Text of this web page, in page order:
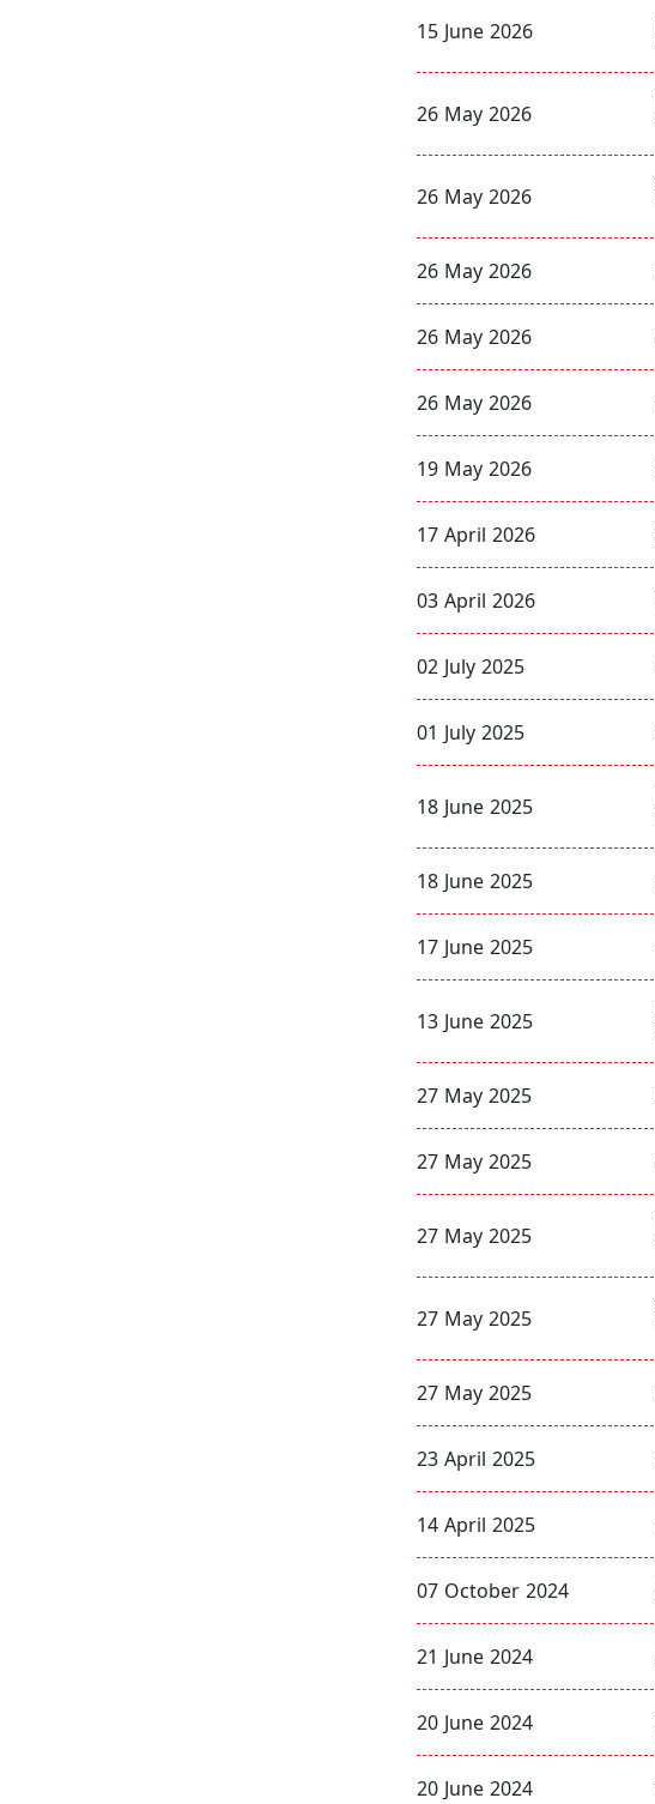
15 June 2026
26 May 2026
26 May 2026
26 May 2026
26 May 2026
26 May 2026
19 May 2026
17 April 2026
03 April 2026
02 July 2025
01 July 2025
18 June 2025
18 June 2025
17 June 2025
13 June 2025
27 May 2025
27 May 2025
27 May 2025
27 May 2025
27 May 2025
23 April 2025
14 April 2025
07 October 2024
21 June 2024
20 June 2024
20 June 2024